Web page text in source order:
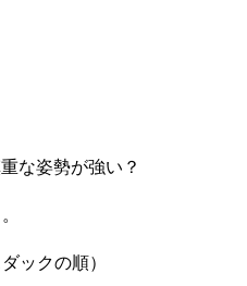
な姿勢が強い？
ックの順）